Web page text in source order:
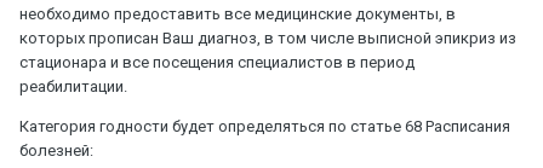
необходимо предоставить все медицинские документы, в
которых прописан Ваш диагноз, в том числе выписной эпикриз из
стационара и все посещения специалистов в период
реабилитации.
Категория годности будет определяться по статье 68 Расписания
болезней: